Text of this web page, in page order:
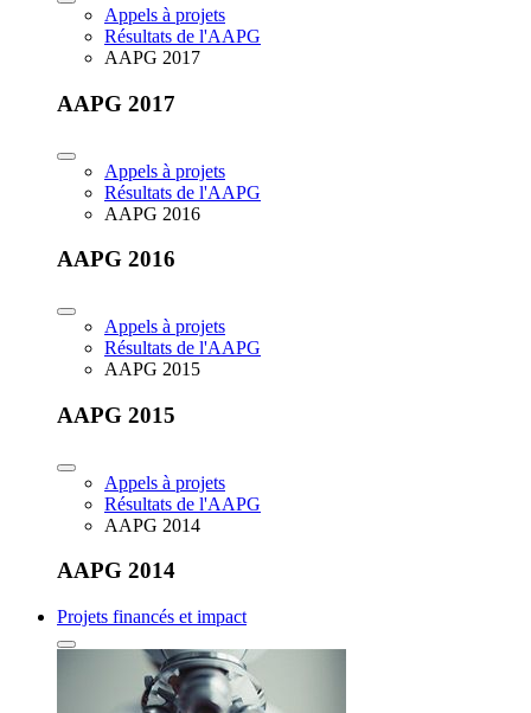
Appels à projets
Résultats de l'AAPG
AAPG 2017
AAPG 2017
Appels à projets
Résultats de l'AAPG
AAPG 2016
AAPG 2016
Appels à projets
Résultats de l'AAPG
AAPG 2015
AAPG 2015
Appels à projets
Résultats de l'AAPG
AAPG 2014
AAPG 2014
Projets financés et impact